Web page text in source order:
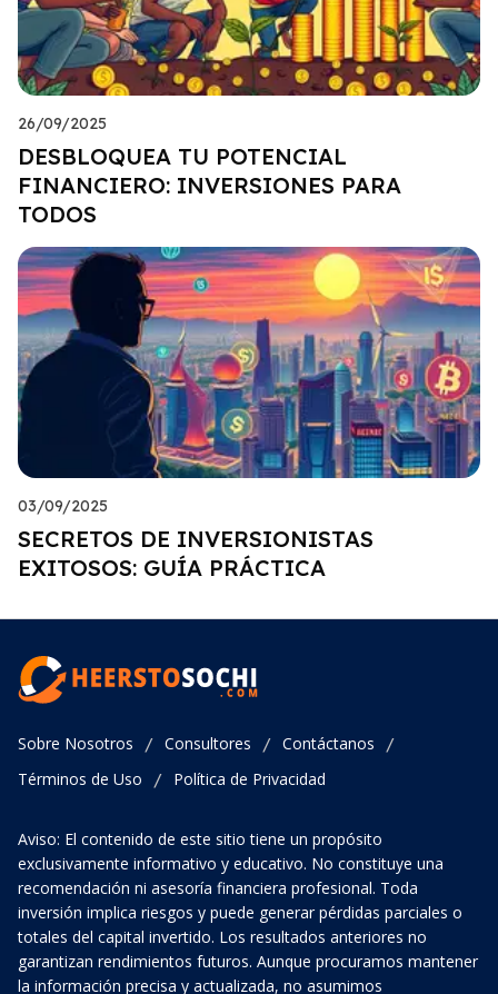
26/09/2025
DESBLOQUEA TU POTENCIAL
FINANCIERO: INVERSIONES PARA
TODOS
03/09/2025
SECRETOS DE INVERSIONISTAS
EXITOSOS: GUÍA PRÁCTICA
Sobre Nosotros / Consultores / Contáctanos /
Términos de Uso / Política de Privacidad
Aviso: El contenido de este sitio tiene un propósito
exclusivamente informativo y educativo. No constituye una
recomendación ni asesoría financiera profesional. Toda
inversión implica riesgos y puede generar pérdidas parciales o
totales del capital invertido. Los resultados anteriores no
garantizan rendimientos futuros. Aunque procuramos mantener
la información precisa y actualizada, no asumimos